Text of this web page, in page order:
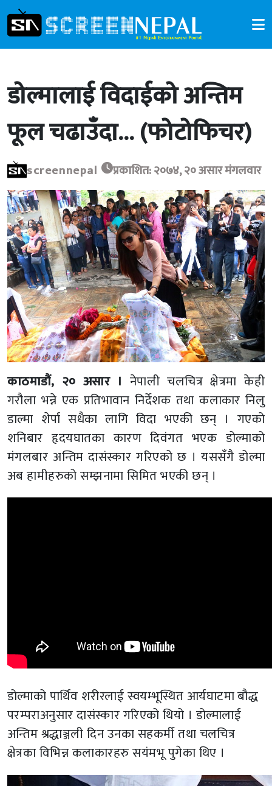
डोल्मालाई विदाईको अन्तिम
फूल चढाउँदा… (फोटोफिचर)
screennepal प्रकाशित: २०७४, २० असार मंगलवार
काठमाडौं, २० असार । नेपाली चलचित्र क्षेत्रमा केही
गरौला भन्ने एक प्रतिभावान निर्देशक तथा कलाकार निलु
डाल्मा शेर्पा सधैका लागि विदा भएकी छन् । गएको
शनिबार हृदयघातका कारण दिवंगत भएक डोल्माको
मंगलबार अन्तिम दासंस्कार गरिएको छ । यससँगै डोल्मा
अब हामीहरुको सम्झनामा सिमित भएकी छन् ।
डोल्माको पार्थिव शरीरलाई स्वयम्भूस्थित आर्यघाटमा बौद्ध
परम्पराअनुसार दासंस्कार गरिएको थियो । डोल्मालाई
अन्तिम श्रद्धाञ्जली दिन उनका सहकर्मी तथा चलचित्र
क्षेत्रका विभिन्न कलाकारहरु सयंमभू पुगेका थिए ।